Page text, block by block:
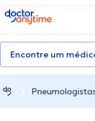
doctoranytime
Encontre um